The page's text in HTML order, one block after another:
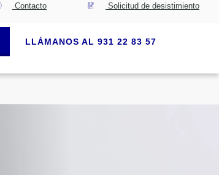
Contacto Solicitud de desistimiento
LLÁMANOS AL 931 22 83 57